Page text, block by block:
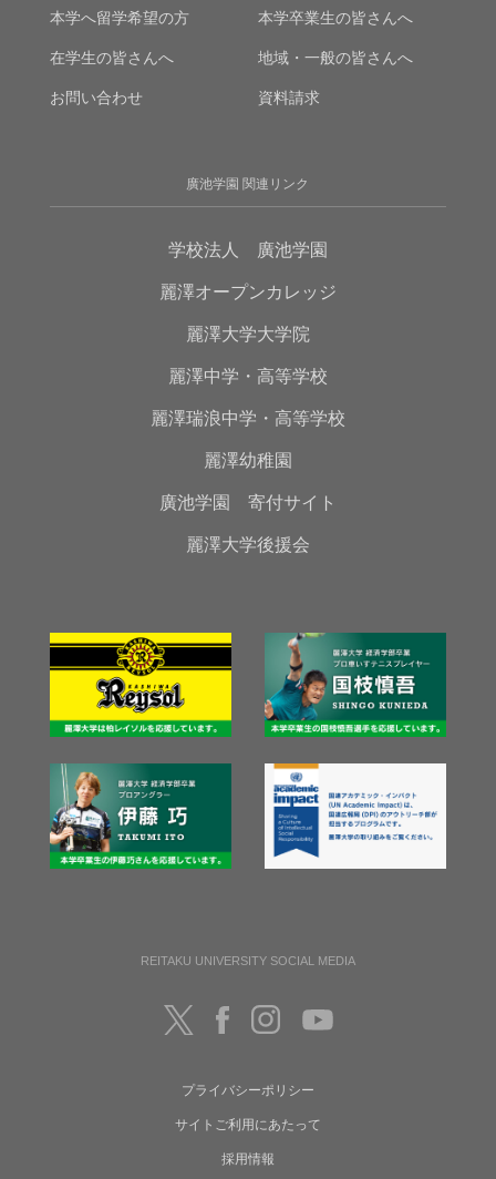
本学へ留学希望の方 本学卒業生の皆さんへ
在学生の皆さんへ 地域・一般の皆さんへ
お問い合わせ 資料請求
廣池学園 関連リンク
学校法人 廣池学園
麗澤オープンカレッジ
麗澤大学大学院
麗澤中学・高等学校
麗澤瑞浪中学・高等学校
麗澤幼稚園
廣池学園 寄付サイト
麗澤大学後援会
REITAKU UNIVERSITY SOCIAL MEDIA
プライバシーポリシー
サイトご利用にあたって
採用情報